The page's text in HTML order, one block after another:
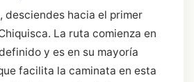
desciendes hacia el primer
La ruta comienza en
y es en su mayoría
facilita la caminata en esta